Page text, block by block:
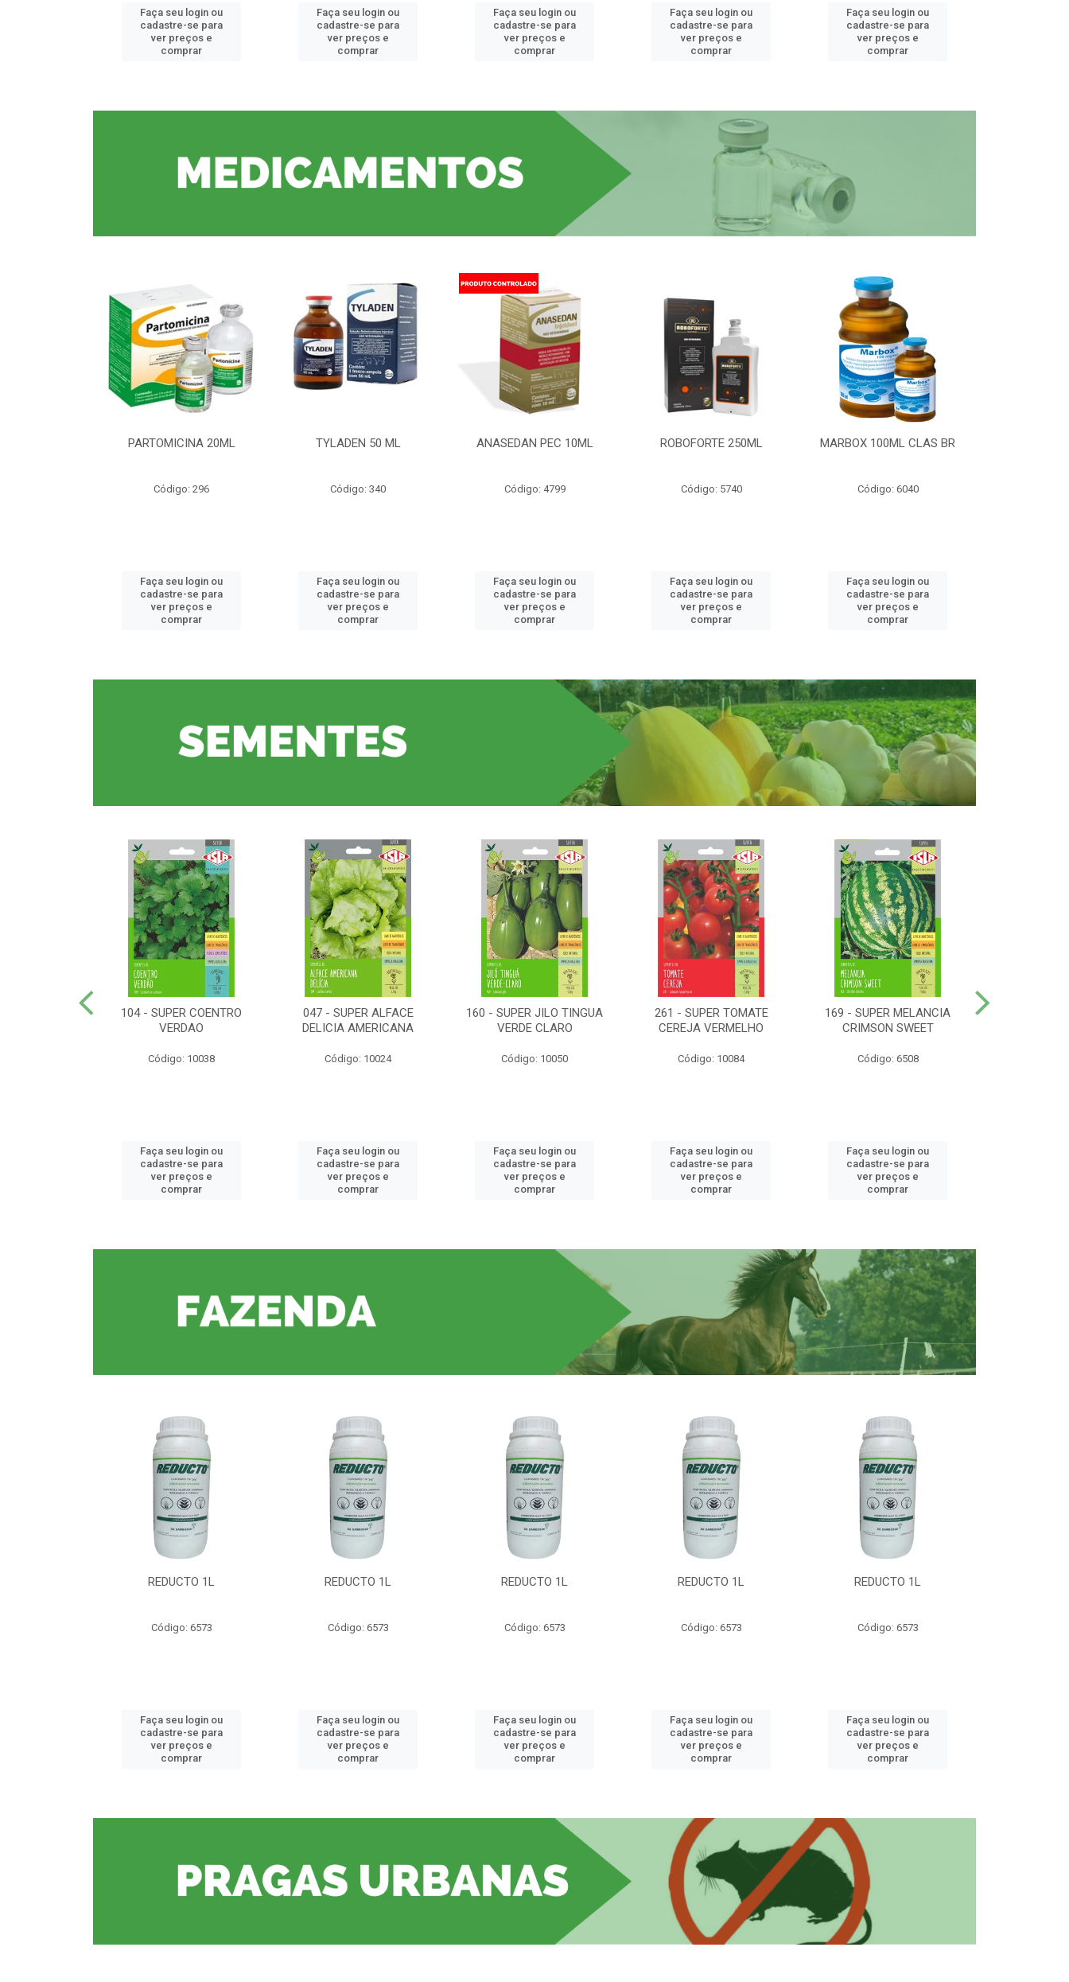
Faça seu login ou
cadastre-se para
ver preços e
comprar
Faça seu login ou
cadastre-se para
ver preços e
comprar
Faça seu login ou
cadastre-se para
ver preços e
comprar
Faça seu login ou
cadastre-se para
ver preços e
comprar
Faça seu login ou
cadastre-se para
ver preços e
comprar
PARTOMICINA 20ML
Código: 296
Faça seu login ou
cadastre-se para
ver preços e
comprar
TYLADEN 50 ML
Código: 340
Faça seu login ou
cadastre-se para
ver preços e
comprar
ANASEDAN PEC 10ML
Código: 4799
Faça seu login ou
cadastre-se para
ver preços e
comprar
ROBOFORTE 250ML
Código: 5740
Faça seu login ou
cadastre-se para
ver preços e
comprar
MARBOX 100ML CLAS BR
Código: 6040
Faça seu login ou
cadastre-se para
ver preços e
comprar
104 - SUPER COENTRO
VERDAO
Código: 10038
Faça seu login ou
cadastre-se para
ver preços e
comprar
047 - SUPER ALFACE
DELICIA AMERICANA
Código: 10024
Faça seu login ou
cadastre-se para
ver preços e
comprar
160 - SUPER JILO TINGUA
VERDE CLARO
Código: 10050
Faça seu login ou
cadastre-se para
ver preços e
comprar
261 - SUPER TOMATE
CEREJA VERMELHO
Código: 10084
Faça seu login ou
cadastre-se para
ver preços e
comprar
169 - SUPER MELANCIA
CRIMSON SWEET
Código: 6508
Faça seu login ou
cadastre-se para
ver preços e
comprar
REDUCTO 1L
Código: 6573
Faça seu login ou
cadastre-se para
ver preços e
comprar
REDUCTO 1L
Código: 6573
Faça seu login ou
cadastre-se para
ver preços e
comprar
REDUCTO 1L
Código: 6573
Faça seu login ou
cadastre-se para
ver preços e
comprar
REDUCTO 1L
Código: 6573
Faça seu login ou
cadastre-se para
ver preços e
comprar
REDUCTO 1L
Código: 6573
Faça seu login ou
cadastre-se para
ver preços e
comprar